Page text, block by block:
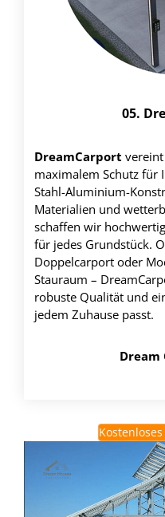
05.
DreamCarport
maximalem Schutz für
Stahl-Aluminium-
Materialien und
schaffen wir
für jedes Grundstück.
Doppelcarport oder
Stauraum –
robuste Qualität und
jedem Zuhause passt.
Dream